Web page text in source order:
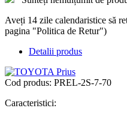
Aveți 14 zile calendaristice să
pagina "Politica de Retur")
Detalii produs
Cod produs: PREL-2S-7-70
Caracteristici: